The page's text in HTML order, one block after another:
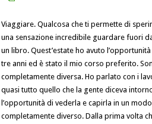
Viaggiare. Qualcosa che ti permette di
una sensazione incredibile guardare fuori
un libro. Quest’estate ho avuto
tre anni ed è stato il mio corso preferito.
completamente diversa. Ho parlato con i
quasi tutto quello che la gente diceva
l’opportunità di vederla e capirla in un modo
completamente diverso. Dalla prima volta